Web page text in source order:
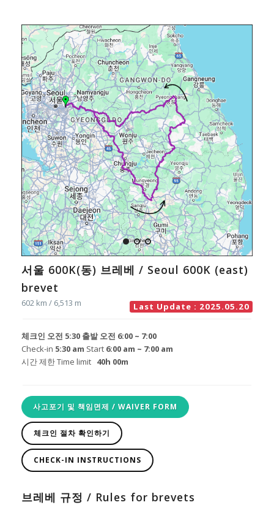
서울 600K(동) 브레베 / Seoul 600K (east)
brevet
602 km / 6,513 m Last Update : 2025.05.20
체크인 오전 5:30 출발 오전 6:00 ~ 7:00
Check-in 5:30 am Start 6:00 am ~ 7:00 am
시간 제한 Time limit 40h 00m
사고포기 및 책임면제 / WAIVER FORM
체크인 절차 확인하기
CHECK-IN INSTRUCTIONS
브레베 규정 / Rules for brevets